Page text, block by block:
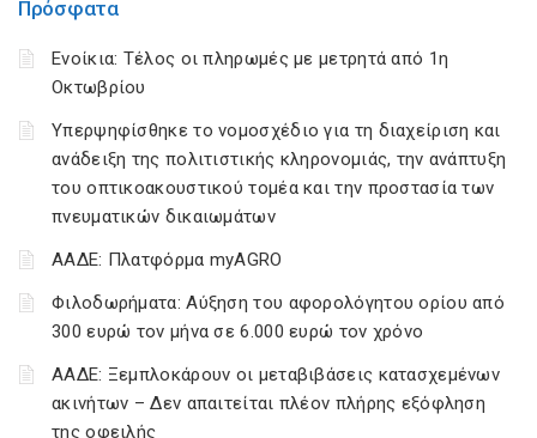
Πρόσφατα
Ενοίκια: Τέλος οι πληρωμές με μετρητά από 1η
Οκτωβρίου
Υπερψηφίσθηκε το νομοσχέδιο για τη διαχείριση και
ανάδειξη της πολιτιστικής κληρονομιάς, την ανάπτυξη
του οπτικοακουστικού τομέα και την προστασία των
πνευματικών δικαιωμάτων
ΑΑΔΕ: Πλατφόρμα myAGRO
Φιλοδωρήματα: Αύξηση του αφορολόγητου ορίου από
300 ευρώ τον μήνα σε 6.000 ευρώ τον χρόνο
ΑΑΔΕ: Ξεμπλοκάρουν οι μεταβιβάσεις κατασχεμένων
ακινήτων – Δεν απαιτείται πλέον πλήρης εξόφληση
της οφειλής